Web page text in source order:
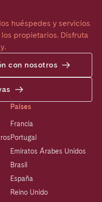
huéspedes y servicios
propietarios. Disfruta
con nosotros
Países
Francia
Portugal
Emiratos Árabes Unidos
Brasil
España
Reino Unido